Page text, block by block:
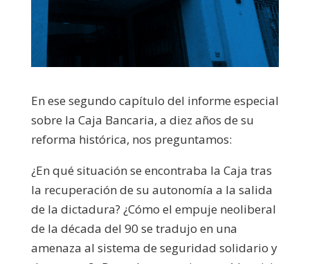
En ese segundo capítulo del informe especial
sobre la Caja Bancaria, a diez años de su
reforma histórica, nos preguntamos:
¿En qué situación se encontraba la Caja tras
la recuperación de su autonomía a la salida
de la dictadura? ¿Cómo el empuje neoliberal
de la década del 90 se tradujo en una
amenaza al sistema de seguridad solidario y